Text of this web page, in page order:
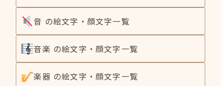
音 の絵文字・顔文字一覧
音楽 の絵文字・顔文字一覧
楽器 の絵文字・顔文字一覧